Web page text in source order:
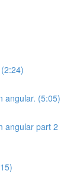
angular. (5:05)
angular part 2